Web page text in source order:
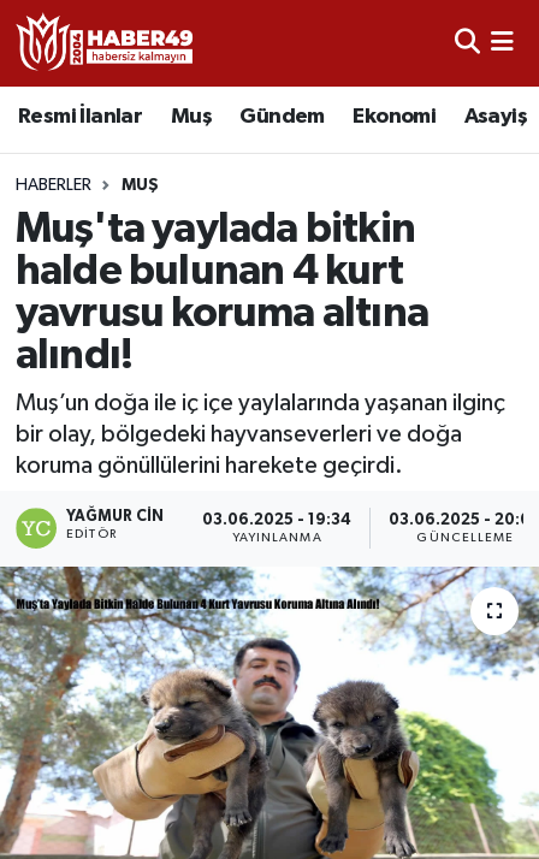
Resmi İlanlar Muş Gündem Ekonomi Asayiş
HABERLER MUŞ
Muş'ta yaylada bitkin
halde bulunan 4 kurt
yavrusu koruma altına
alındı!
Muş’un doğa ile iç içe yaylalarında yaşanan ilginç
bir olay, bölgedeki hayvanseverleri ve doğa
koruma gönüllülerini harekete geçirdi.
YAĞMUR CIN
EDITÖR
03.06.2025 - 19:34
YAYINLANMA
03.06.2025 -
GÜNCELLEME
Resmi İlanlar
Asayiş
Bölge
Eğitim
Ekonomi
Sağlık
Gündem
Spor
Siyaset
Teknoloji
Kültür Sanat
Muş
Hasköy
Uşak Nöbetçi Eczaneler
Uşak Hava Durumu
Uşak Namaz Vakitleri
Uşak Trafik Yoğunluk Haritası
TFF 2.Lig Kırmızı Grup Puan Durumu ve Fikstür
Tüm Manşetler
Son Dakika Haberleri
Haber Arşivi